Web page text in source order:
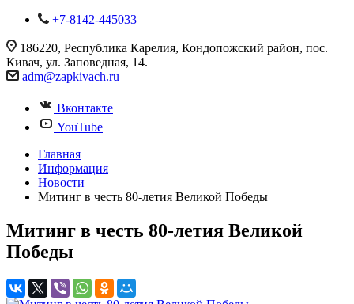
+7-8142-445033
186220, Республика Карелия, Кондопожский район, пос.
Кивач, ул. Заповедная, 14.
adm@zapkivach.ru
Вконтакте
YouTube
Главная
Информация
Новости
Митинг в честь 80-летия Великой Победы
Митинг в честь 80-летия Великой
Победы